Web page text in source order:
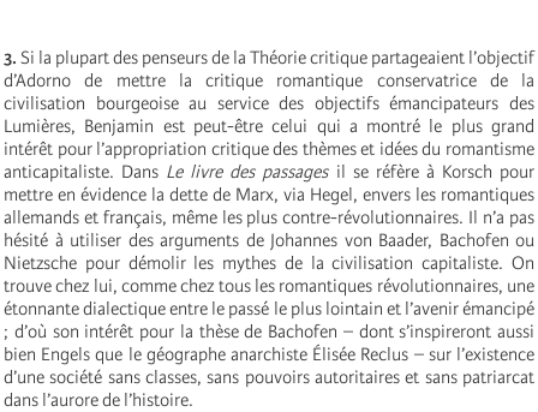
3. Si la plupart des penseurs de la Théorie critique partageaient l’objectif
d’Adorno de mettre la critique romantique conservatrice de la
civilisation bourgeoise au service des objectifs émancipateurs des
Lumières, Benjamin est peut-être celui qui a montré le plus grand
intérêt pour l’appropriation critique des thèmes et idées du romantisme
anticapitaliste. Dans Le livre des passagesil se réfère à Korsch pour
mettre en évidence la dette de Marx, via Hegel, envers les romantiques
allemands et français, même les plus contre-révolutionnaires. Il n’a pas
hésité à utiliser des arguments de Johannes von Baader, Bachofen ou
Nietzsche pour démolir les mythes de la civilisation capitaliste. On
trouve chez lui, comme chez tous les romantiques révolutionnaires, une
étonnante dialectique entre le passé le plus lointain et l’avenir émancipé
; d’où son intérêt pour la thèse de Bachofen – dont s’inspireront aussi
bien Engels que le géographe anarchiste Élisée Reclus – sur l’existence
d’une société sans classes, sans pouvoirs autoritaires et sans patriarcat
dans l’aurore de l’histoire.